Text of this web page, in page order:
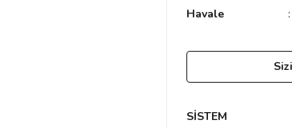
Havale
SİSTEM